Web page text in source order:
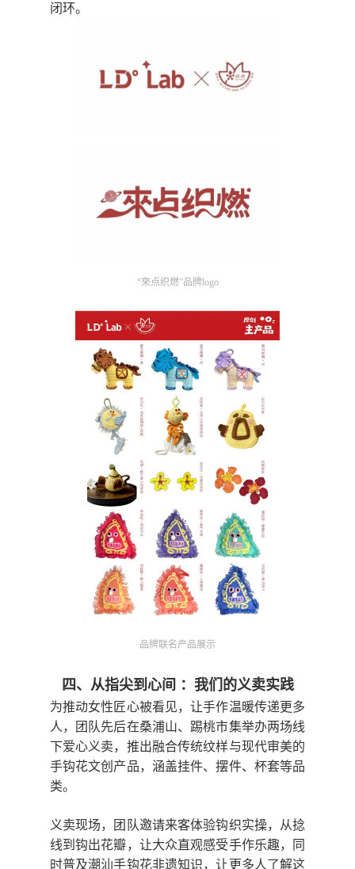
闭环。
“來点织燃”品牌logo
品牌联名产品展示
四、从指尖到心间 ：我们的义卖实践
为推动女性匠心被看见，让手作温暖传递更多
人，团队先后在桑浦山、踢桃市集举办两场线
下爱心义卖，推出融合传统纹样与现代审美的
手钩花文创产品，涵盖挂件、摆件、杯套等品
类。
义卖现场，团队邀请来客体验钩织实操，从捻
线到钩出花瓣，让大众直观感受手作乐趣，同
时普及潮汕手钩花非遗知识，让更多人了解这